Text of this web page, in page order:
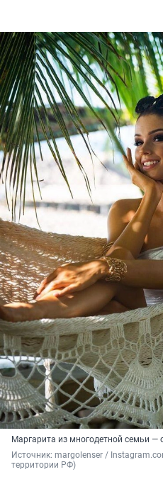
Маргарита из многодетной семьи —
Источник: margolenser /
территории РФ)